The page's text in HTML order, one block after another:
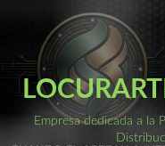
contenido
Empresa dedicada a la